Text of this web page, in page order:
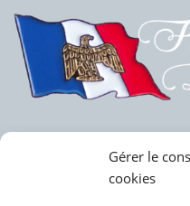
Gérer le
cookies
Politique des cookies